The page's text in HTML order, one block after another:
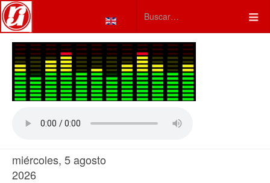
Seleccione su idioma
Type 2 or more characters
miércoles, 5 agosto
2026